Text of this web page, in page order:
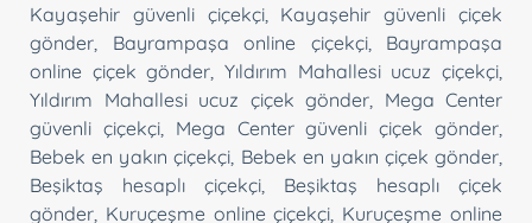
Kayaşehir güvenli çiçekçi, Kayaşehir güvenli çiçek
gönder
Bayrampaşa online çiçekçi, Bayrampaşa
online çiçek gönder ,Yıldırım Mahallesi ucuz çiçekçi
Yıldırım Mahallesi ucuz çiçek gönder
Mega Center
güvenli çiçekçi, Mega Center güvenli çiçek gönder
Bebek en yakın çiçekçi Bebek en yakın çiçek gönder
Beşiktaş hesaplı çiçekçi
Beşiktaş hesaplı çiçek
gönder Kuruçeşme online çiçekçi Kuruçeşme online